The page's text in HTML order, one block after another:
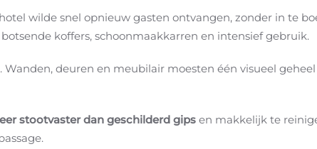
wilde snel opnieuw gasten ontvangen, zonder in te
koffers, schoonmaakkarren en intensief gebruik.
Wanden, deuren en meubilair moesten één visueel geheel
stootvaster dan geschilderd gips en makkelijk te